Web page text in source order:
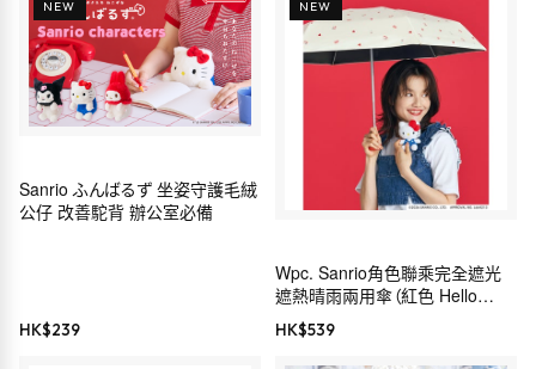
NEW
Sanrio ふんばるず 坐姿守護毛絨
公仔 改善駝背 辦公室必備
HK$239
NEW
Wpc. Sanrio角色聯乘完全遮光
遮熱晴雨兩用傘（紅色 Hello
Kitty）
HK$539